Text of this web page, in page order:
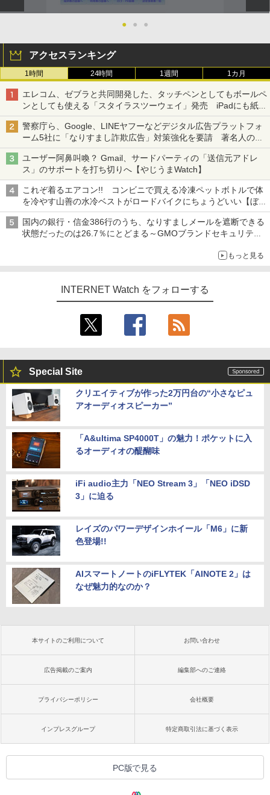
● ● ●
アクセスランキング
1時間 24時間 1週間 1カ月
エレコム、ゼブラと共同開発した、タッチペンとしてもボールペ
ンとしても使える「スタイラスツーウェイ」発売 iPadにも紙に
も、持ち替えずに書き込める
警察庁ら、Google、LINEヤフーなどデジタル広告プラットフォ
ーム5社に「なりすまし詐欺広告」対策強化を要請 著名人の写
真や映像を使った投資詐欺などへの対策として
ユーザー阿鼻叫喚？ Gmail、サードパーティの「送信元アドレ
ス」のサポートを打ち切りへ【やじうまWatch】
これぞ着るエアコン!! コンビニで買える冷凍ペットボトルで体
を冷やす山善の水冷ベストがロードバイクにちょうどいい【ぼっ
ち・ざ・ろーど！その14】【空いた時間でなにしてる？】
国内の銀行・信金386行のうち、なりすましメールを遮断できる
状態だったのは26.7％にとどまる～GMOブランドセキュリティ
もっと見る
INTERNET Watch をフォローする
Special Site
クリエイティブが作った2万円台の“小さなピュ
アオーディオスピーカー”
「A&ultima SP4000T」の魅力！ポケットに入
るオーディオの醍醐味
iFi audio主力「NEO Stream 3」「NEO iDSD
3」に迫る
レイズのパワーデザインホイール「M6」に新
色登場!!
AIスマートノートのiFLYTEK「AINOTE 2」は
なぜ魅力的なのか？
本サイトのご利用について お問い合わせ
広告掲載のご案内 編集部へのご連絡
プライバシーポリシー 会社概要
インプレスグループ 特定商取引法に基づく表示
PC版で見る